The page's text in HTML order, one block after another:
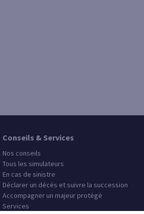
Conseils & Services
Nos conseils
Tous les simulateurs
En cas de sinistre
Déclarer un décès et suivre la succession
Accompagner un majeur protégé
Services